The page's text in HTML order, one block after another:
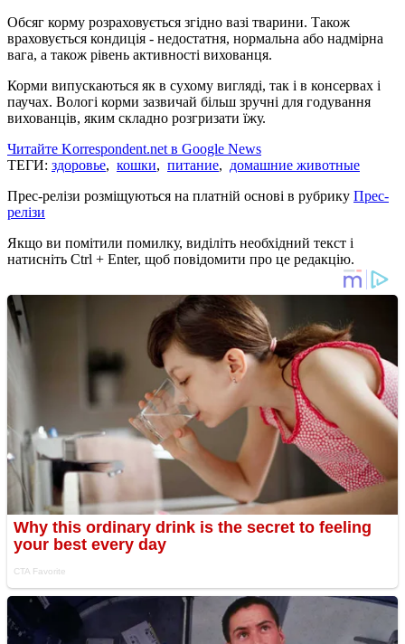
Обсяг корму розраховується згідно вазі тварини. Також
враховується кондиція - недостатня, нормальна або надмірна
вага, а також рівень активності вихованця.
Корми випускаються як в сухому вигляді, так і в консервах і
паучах. Вологі корми зазвичай більш зручні для годування
вихованців, яким складно розгризати їжу.
Читайте Korrespondent.net в Google News
ТЕГИ: здоровье, кошки, питание, домашние животные
Прес-релізи розміщуються на платній основі в рубрику Прес-
релізи
Якщо ви помітили помилку, виділіть необхідний текст і
натисніть Ctrl + Enter, щоб повідомити про це редакцію.